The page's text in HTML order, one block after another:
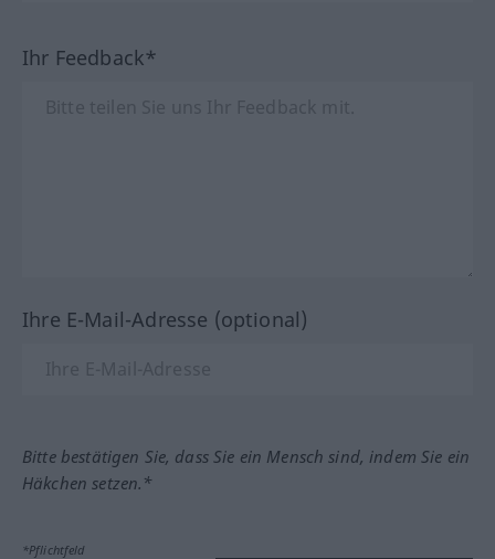
Ihr Feedback*
Ihre E-Mail-Adresse (optional)
Bitte bestätigen Sie, dass Sie ein Mensch sind, indem Sie ein
Häkchen setzen.*
*Pflichtfeld